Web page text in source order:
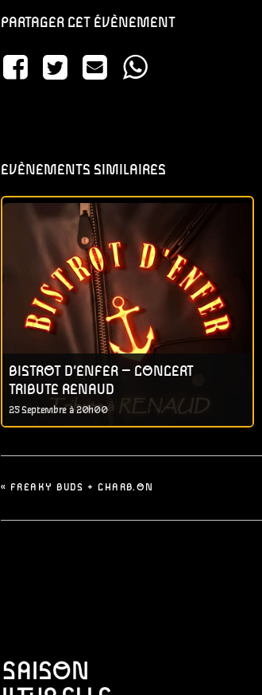
PARTAGER CET ÉVÈNEMENT
EVÈNEMENTS SIMILAIRES
BISTROT D’ENFER – CONCERT
TRIBUTE RENAUD
25 Septembre à 20h00
« FREAKY BUDS + CHARB.ON